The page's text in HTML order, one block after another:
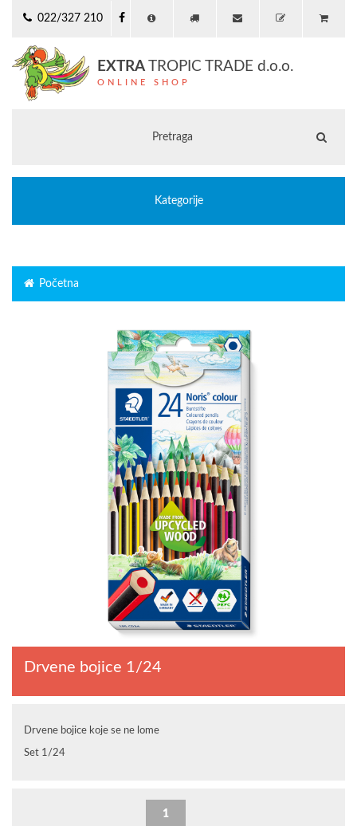
022/327 210
EXTRA TROPIC TRADE d.o.o.
ONLINE SHOP
Kategorije
Početna
Drvene bojice 1/24
Drvene bojice koje se ne lome
Set 1/24